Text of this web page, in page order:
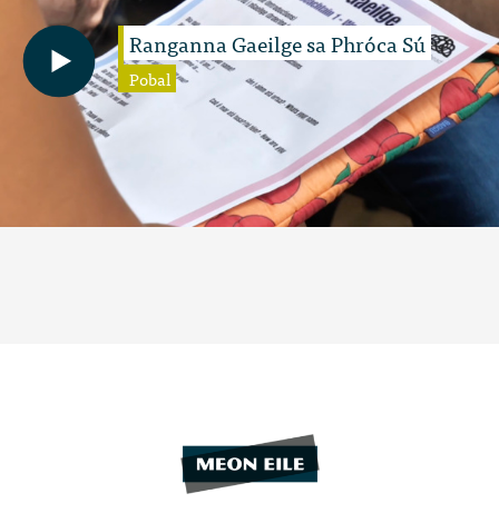
Ranganna Gaeilge sa Phróca Sú
Pobal